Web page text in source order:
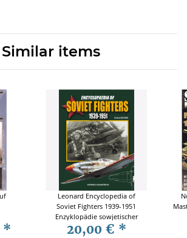
Similar items
*
Leonard Encyclopedia of
Soviet Fighters 1939-1951
Enzyklopädie sowjetischer
Jagdflugzeuge Farbprofile
20,00 € *